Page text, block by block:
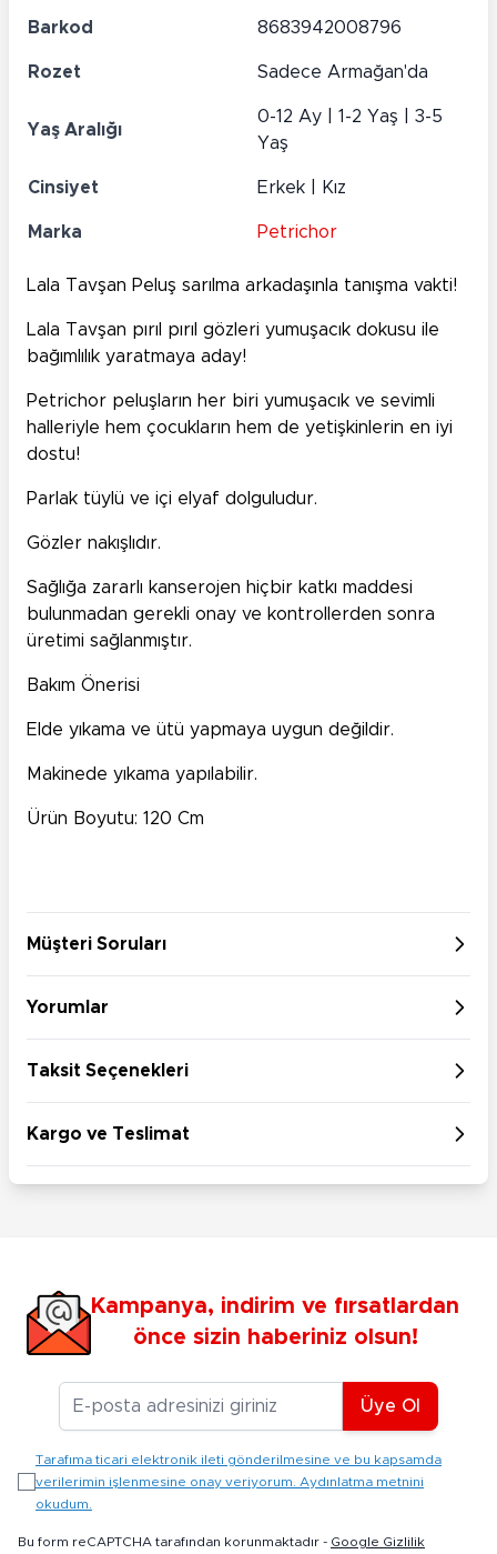
Barkod 8683942008796
Rozet Sadece Armağan'da
Yaş Aralığı
0-12 Ay | 1-2 Yaş | 3-5
Yaş
Cinsiyet Erkek | Kız
Marka Petrichor
Lala Tavşan Peluş sarılma arkadaşınla tanışma vakti!
Lala Tavşan pırıl pırıl gözleri yumuşacık dokusu ile
bağımlılık yaratmaya aday!
Petrichor peluşların her biri yumuşacık ve sevimli
halleriyle hem çocukların hem de yetişkinlerin en iyi
dostu!
Parlak tüylü ve içi elyaf dolguludur.
Gözler nakışlıdır.
Sağlığa zararlı kanserojen hiçbir katkı maddesi
bulunmadan gerekli onay ve kontrollerden sonra
üretimi sağlanmıştır.
Bakım Önerisi
Elde yıkama ve ütü yapmaya uygun değildir.
Makinede yıkama yapılabilir.
Ürün Boyutu: 120 Cm
Müşteri Soruları
Yorumlar
Taksit Seçenekleri
Kargo ve Teslimat
Kampanya, indirim ve fırsatlardan
önce sizin haberiniz olsun!
E-posta Adresiniz
Üye Ol
Tarafıma ticari elektronik ileti gönderilmesine ve bu kapsamda
verilerimin işlenmesine onay veriyorum. Aydınlatma metnini
okudum.
Bu form reCAPTCHA tarafından korunmaktadır - Google Gizlilik